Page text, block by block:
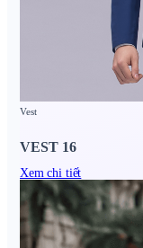
Vest
VEST 16
Xem chi tiết